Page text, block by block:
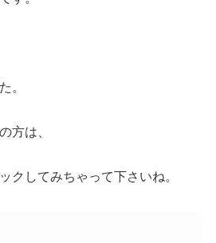
。
方は、
クしてみちゃって下さいね。